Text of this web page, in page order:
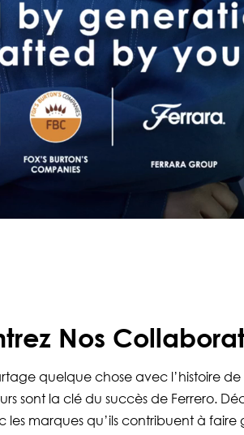
Nos
quelque chose avec l’histoire
sont la clé du succès de Ferrero.
les marques qu’ils contribuent à